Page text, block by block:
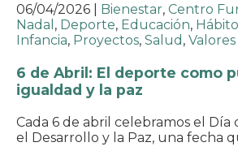
06/04/2026 Bienestar, Centro
Nadal , Deporte, Educación,
Infancia, Proyectos, Salud , Valores
6 de Abril: El deporte como
igualdad y la paz
Cada 6 de abril celebramos el
el Desarrollo y la Paz, una fecha